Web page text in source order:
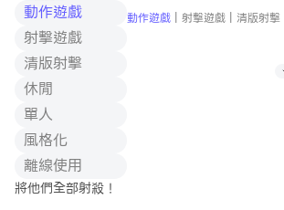
動作遊戲
射擊遊戲
清版射擊
休閒
單人
風格化
離線使用
將他們全部射殺！
動作遊戲 | 射擊遊戲 | 清版射擊